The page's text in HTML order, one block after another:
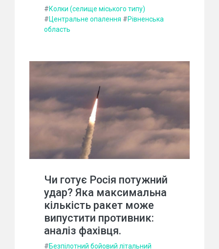
#Колки (селище міського типу)
#Центральне опалення #Рівненська
область
Чи готує Росія потужний
удар? Яка максимальна
кількість ракет може
випустити противник:
аналіз фахівця.
#Безпілотний бойовий літальний